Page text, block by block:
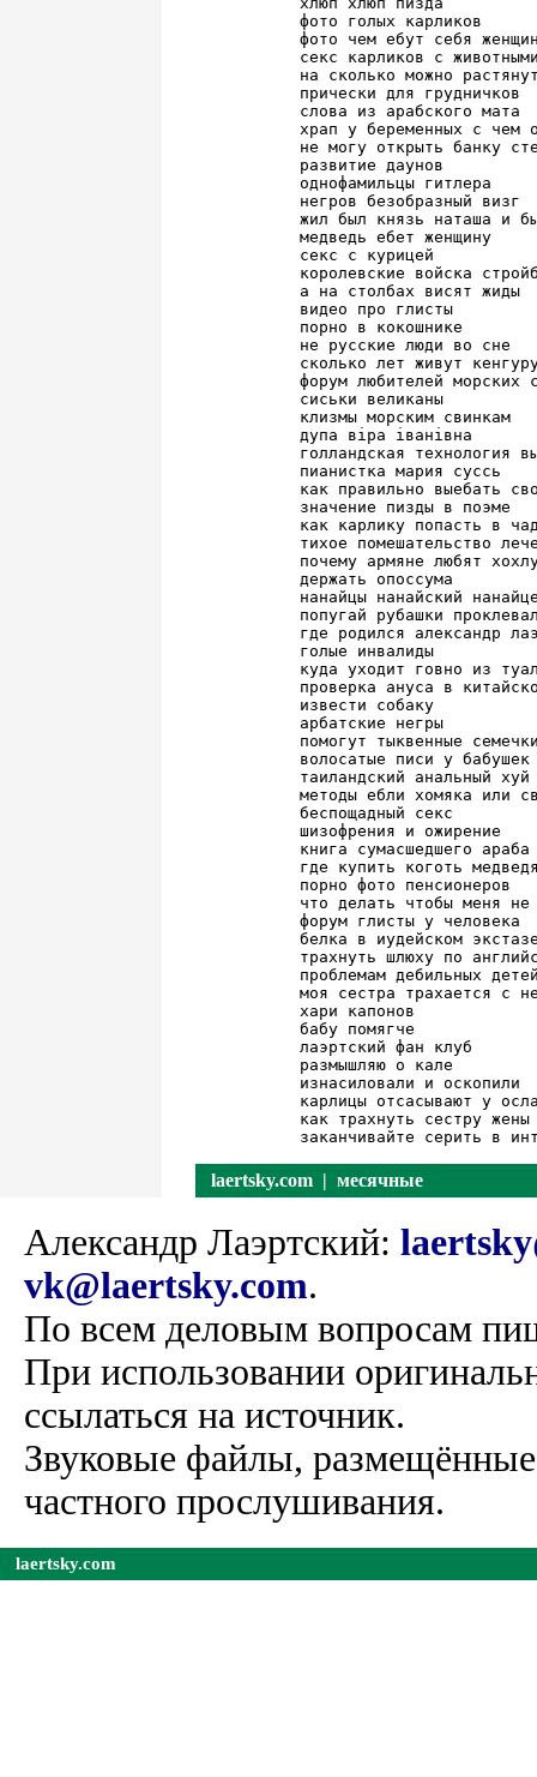
фото голых карликов
фото чем ебут себя
секс карликов с
на сколько можно
прически для грудничков
слова из арабского мата
храп у беременных с чем
не могу открыть банку
развитие даунов
однофамильцы гитлера
негров безобразный визг
жил был князь наташа и
медведь ебет женщину
секс с курицей
королевские войска
а на столбах висят жиды
видео про глисты
порно в кокошнике
не русские люди во сне
сколько лет живут
форум любителей морских
сиськи великаны
клизмы морским свинкам
дупа віра іванівна
голландская технология
пианистка мария суссь
как правильно выебать
значение пизды в поэме
как карлику попасть в
тихое помешательство
почему армяне любят
держать опоссума
нанайцы нанайский
попугай рубашки
где родился александр
голые инвалиды
куда уходит говно из
проверка ануса в
извести собаку
арбатские негры
помогут тыквенные
волосатые писи у бабушек
таиландский анальный хуй
методы ебли хомяка или
беспощадный секс
шизофрения и ожирение
книга сумасшедшего араба
где купить коготь
порно фото пенсионеров
что делать чтобы меня не
форум глисты у человека
белка в иудейском
трахнуть шлюху по
проблемам дебильных
моя сестра трахается с
хари капонов
бабу помягче
лаэртский фан клуб
размышляю о кале
изнасиловали и оскопили
карлицы отсасывают у
как трахнуть сестру жены
laertsky.com| месячные
Александр Лаэртский:
vk@laertsky.com.
По всем деловым вопросам
При использовании
ссылаться на источник.
Звуковые файлы, размещённые
частного прослушивания.
laertsky.com